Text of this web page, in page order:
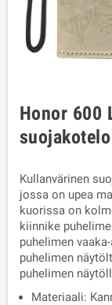
Honor 600
suojakotelo
Kullanvärinen
jossa on upea
kuorissa on
kiinnike
puhelimen
puhelimen
puhelimen
Materiaali: